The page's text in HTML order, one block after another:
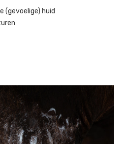
(gevoelige) huid